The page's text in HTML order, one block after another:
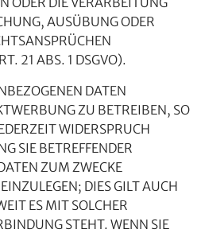
AUSÜBUNG ODER
21 ABS. 1 DSGVO).
DATEN
ZU BETREIBEN, SO
WIDERSPRUCH
SIE BETREFFENDER
ZUM ZWECKE
DIES GILT AUCH
ES MIT SOLCHER
STEHT. WENN SIE